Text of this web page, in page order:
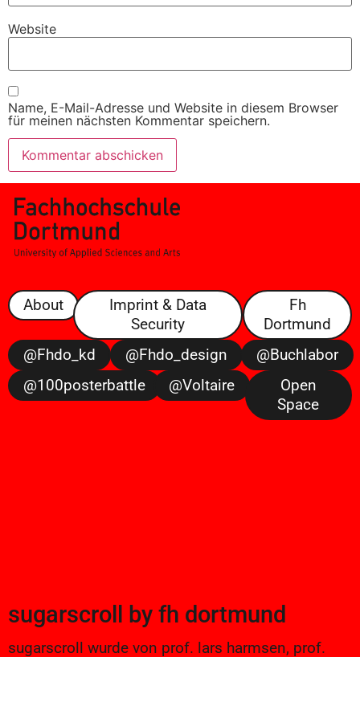
Website
Name, E-Mail-Adresse und Website in diesem Browser
für meinen nächsten Kommentar speichern.
About
Imprint & Data
Security
Fh
Dortmund
@fhdo_kd
@fhdo_design
@buchlabor
@100posterbattle
@voltaire
Open
Space
sugarscroll by fh dortmund
sugarscroll wurde von prof. lars harmsen, prof.